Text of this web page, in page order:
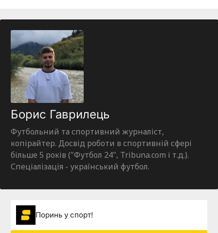
Борис Гаврилець
Футбольний та спортивний журналіст,
копірайтер. Досвід роботи в спортивній сфері
більше 5 років ("Футбол 24", Tribuna.com і т.д.).
Спеціалізація - український футбол.
Поринь у спорт!